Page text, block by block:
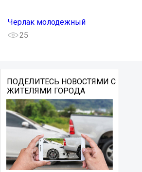
Черлак молодежный
25
ПОДЕЛИТЕСЬ НОВОСТЯМИ С
ЖИТЕЛЯМИ ГОРОДА